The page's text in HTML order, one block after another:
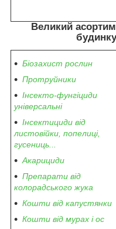
Великий
Біозахист рослин
Протруйники
Інсекто-фунгіциди
універсальні
Інсектициди від
листовійки, попелиці,
гусениць...
Акарициди
Препарати від
колорадського жука
Кошти від капустянки
Кошти від мурах і ос